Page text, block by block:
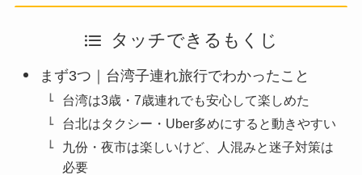
タッチできるもくじ
まず3つ｜台湾子連れ旅行でわかったこと
台湾は3歳・7歳連れでも安心して楽しめた
台北はタクシー・Uber多めにすると動きやすい
九份・夜市は楽しいけど、人混みと迷子対策は
必要